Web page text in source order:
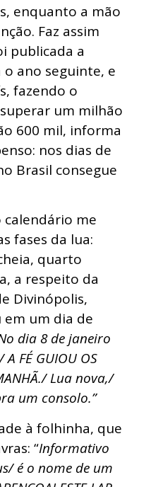
enquanto a mão
Faz assim
publicada a
ano seguinte, e
fazendo o
um milhão
600 mil, informa
nos dias de
Brasil consegue
calendário me
fases da lua:
quarto
a respeito da
Divinópolis,
em um dia de
dia 8 de janeiro
FÉ GUIOU OS
Lua nova,/
um consolo.”
à folhinha, que
“Informativo
é o nome de um